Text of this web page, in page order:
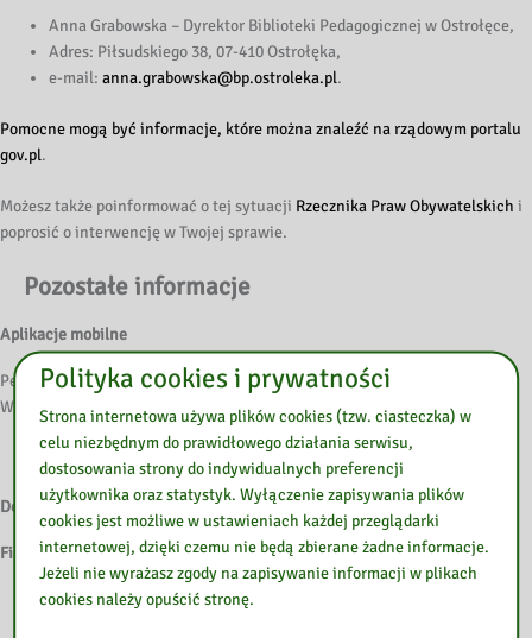
Anna Grabowska – Dyrektor Biblioteki Pedagogicznej w Ostrołęce,
Adres: Piłsudskiego 38, 07-410 Ostrołęka,
e-mail:anna.grabowska@bp.ostroleka.pl.
Pomocne mogą być informacje, które można znaleźć na rządowym portalu
gov.pl.
Możesz także poinformować o tej sytuacji Rzecznika Praw Obywatelskich i
poprosić o interwencję w Twojej sprawie.
Pozostałe informacje
Aplikacje mobilne
Pedagogiczna Biblioteka Wojewódzka im. Komisji Edukacji Narodowej w
Warszawie udostępnia następujące aplikacje mobilne:
BP Ostrołęka – mPROLIB
Dostępność architektoniczna
Filia w Przasnyszu, ul. Szpitalna 10, 06-300 Przasnysz
Do budynku prowadzą dwa wejścia, główne od ulicy Szpitalnej,
Polityka cookies i prywatności
Strona internetowa używa plików cookies (tzw. ciasteczka) w
celu niezbędnym do prawidłowego działania serwisu,
dostosowania strony do indywidualnych preferencji
użytkownika oraz statystyk. Wyłączenie zapisywania plików
cookies jest możliwe w ustawieniach każdej przeglądarki
internetowej, dzięki czemu nie będą zbierane żadne informacje.
Jeżeli nie wyrażasz zgody na zapisywanie informacji w plikach
cookies należy opuścić stronę.